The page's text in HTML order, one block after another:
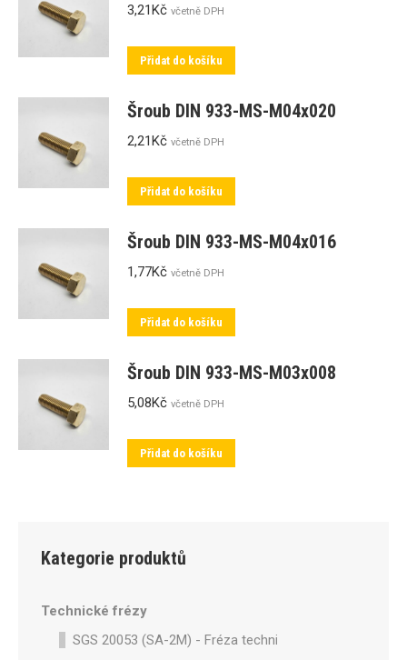
3,21Kč včetně DPH
Přidat do košíku
Šroub DIN 933-MS-M04x020
2,21Kč včetně DPH
Přidat do košíku
Šroub DIN 933-MS-M04x016
1,77Kč včetně DPH
Přidat do košíku
Šroub DIN 933-MS-M03x008
5,08Kč včetně DPH
Přidat do košíku
Kategorie produktů
Technické frézy
SGS 20053 (SA-2M) - Fréza technická SA-2M válcová